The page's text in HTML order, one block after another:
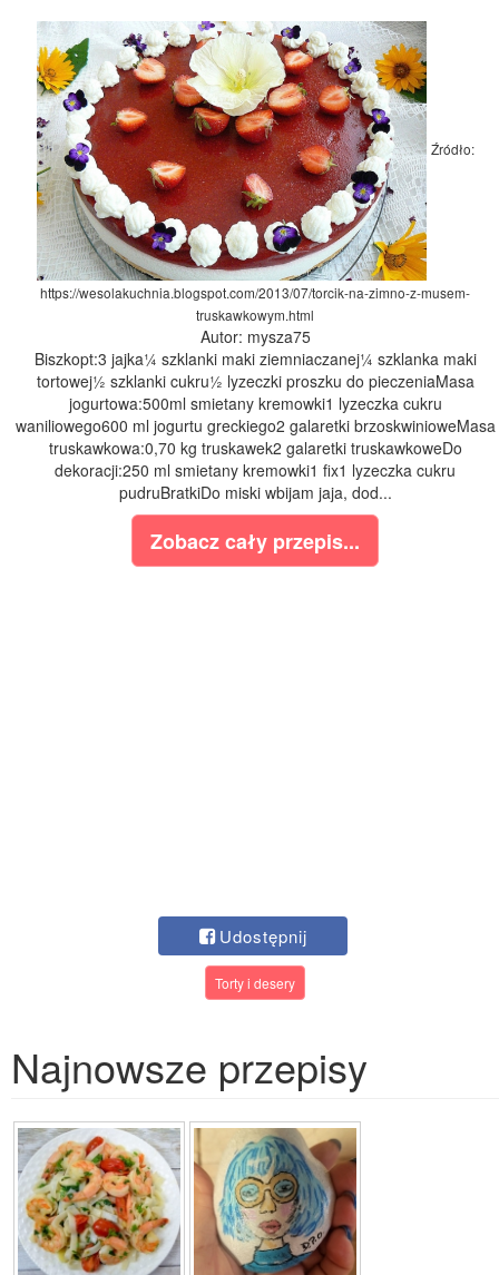
Źródło:
https://wesolakuchnia.blogspot.com/2013/07/torcik-na-zimno-z-musem-
truskawkowym.html
Autor: mysza75
Biszkopt:3 jajka¼ szklanki maki ziemniaczanej¼ szklanka maki
tortowej½ szklanki cukru½ lyzeczki proszku do pieczeniaMasa
jogurtowa:500ml smietany kremowki1 lyzeczka cukru
waniliowego600 ml jogurtu greckiego2 galaretki brzoskwinioweMasa
truskawkowa:0,70 kg truskawek2 galaretki truskawkoweDo
dekoracji:250 ml smietany kremowki1 fix1 lyzeczka cukru
pudruBratkiDo miski wbijam jaja, dod...
Zobacz cały przepis...
Udostępnij
Torty i desery
Najnowsze przepisy